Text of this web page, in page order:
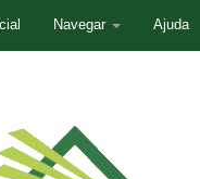
Navegar Ajuda